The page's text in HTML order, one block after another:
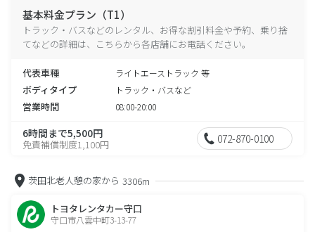
基本料金プラン（T1）
トラック・バスなどのレンタル、お得な割引料金や予約、乗り捨
てなどの詳細は、こちらから各店舗にお電話ください。
代表車種 ライトエーストラック 等
ボディタイプ トラック・バスなど
営業時間 08:00-20:00
6時間まで5,500円
免責補償制度1,100円 072-870-0100
茨田北老人憩の家から 3306m
トヨタレンタカー守口
守口市八雲中町3-13-77